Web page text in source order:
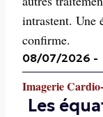
intrastent. Une
confirme.
08/07/2026 -
Imagerie
Les